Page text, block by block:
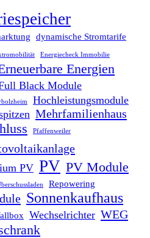
dynamische Stromtarife
Energiecheck Immobilie
Energien
Black Module
Hochleistungsmodule
Mehrfamilienhaus
Pfaffenweiler
PV PV PV Module
Repowering
Sonnenkaufhaus
Wechselrichter WEG